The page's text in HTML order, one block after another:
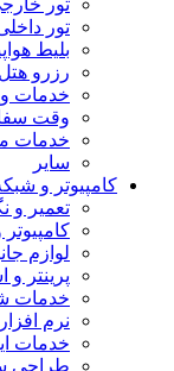
تور
تور
بلیط
رزرو هتل
خدمات
وقت
خدمات
سایر
کامپیوتر و
تعمیر و
لوازم
پرینتر و
خدمات
نرم
خدمات
طراحی